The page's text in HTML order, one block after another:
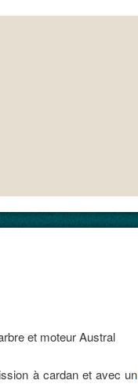
à cardan et avec un